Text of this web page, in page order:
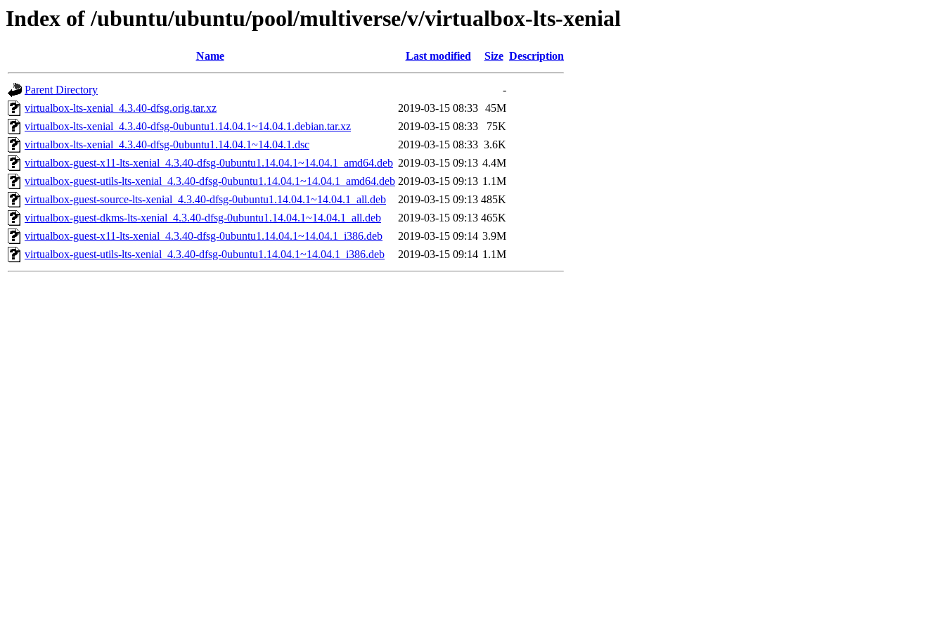
Index of /ubuntu/ubuntu/pool/multiverse/v/virtualbox-lts-xenial
Name Last modified Size Description
Parent Directory
-
virtualbox-lts-xenial_4.3.40-dfsg.orig.tar.xz
2019-03-15 08:33 45M
virtualbox-lts-xenial_4.3.40-dfsg-0ubuntu1.14.04.1~14.04.1.debian.tar.xz
2019-03-15 08:33
75K
virtualbox-lts-xenial_4.3.40-dfsg-0ubuntu1.14.04.1~14.04.1.dsc
2019-03-15 08:33 3.6K
virtualbox-guest-x11-lts-xenial_4.3.40-dfsg-0ubuntu1.14.04.1~14.04.1_amd64.deb 2019-03-15 09:13 4.4M
virtualbox-guest-utils-lts-xenial_4.3.40-dfsg-0ubuntu1.14.04.1~14.04.1_amd64.deb 2019-03-15 09:13 1.1M
virtualbox-guest-source-lts-xenial_4.3.40-dfsg-0ubuntu1.14.04.1~14.04.1_all.deb
2019-03-15 09:13 485K
virtualbox-guest-dkms-lts-xenial_4.3.40-dfsg-0ubuntu1.14.04.1~14.04.1_all.deb
2019-03-15 09:13 465K
virtualbox-guest-x11-lts-xenial_4.3.40-dfsg-0ubuntu1.14.04.1~14.04.1_i386.deb
2019-03-15 09:14 3.9M
virtualbox-guest-utils-lts-xenial_4.3.40-dfsg-0ubuntu1.14.04.1~14.04.1_i386.deb
2019-03-15 09:14 1.1M